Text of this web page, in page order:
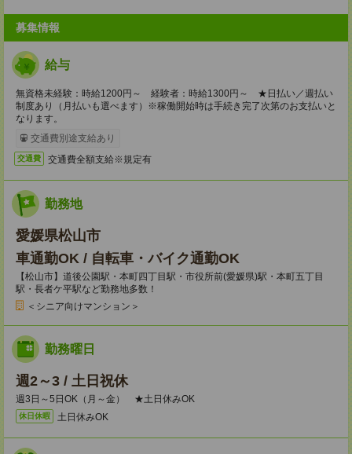
募集情報
給与
無資格未経験：時給1200円～ 経験者：時給1300円～ ★日払い／週払い
制度あり（月払いも選べます）※稼働開始時は手続き完了次第のお支払いと
なります。
交通費別途支給あり
交通費 交通費全額支給※規定有
勤務地
愛媛県松山市
車通勤OK / 自転車・バイク通勤OK
【松山市】道後公園駅・本町四丁目駅・市役所前(愛媛県)駅・本町五丁目
駅・長者ケ平駅など勤務地多数！
＜シニア向けマンション＞
勤務曜日
週2～3 / 土日祝休
週3日～5日OK（月～金） ★土日休みOK
休日休暇 土日休みOK